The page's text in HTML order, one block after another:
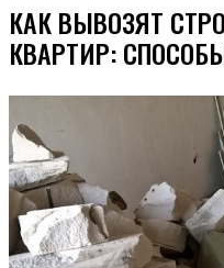
КАК ВЫВОЗЯТ
КВАРТИР: